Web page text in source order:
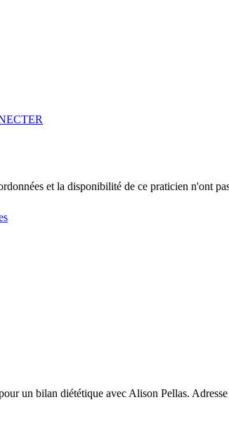
et la disponibilité de ce praticien n'ont
un bilan diététique avec Alison Pellas.